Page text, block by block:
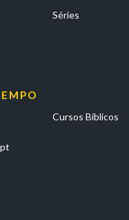
Séries
Cursos Bíblicos